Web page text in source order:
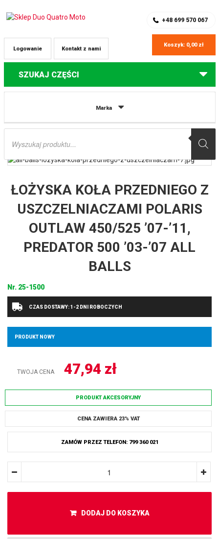
+48 699 570 067
Kontakt z nami
Logowanie
Koszyk: 0,00 zł
SZUKAJ CZĘŚCI
Marka
Wyszukiwarka
Części do quadów Polaris
’03-’07 ALL BALLS
ŁOŻYSKA KOŁA PRZEDNIEGO Z
USZCZELNIACZAMI POLARIS
OUTLAW 450/525 ’07-’11,
PREDATOR 500 ’03-’07 ALL
BALLS
Nr. 25-1500
CZAS DOSTAWY: 1-2 DNI ROBOCZYCH
PRODUKT NOWY
TWOJA CENA 47,94 zł
PRODUKT AKCESORYJNY
CENA ZAWIERA 23% VAT
ZAMÓW PRZEZ TELEFON: 799 360 021
DODAJ DO KOSZYKA